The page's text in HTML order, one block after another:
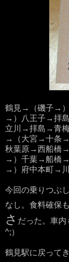
鶴見→（磯子→
→）八王子→拝
立川→拝島→青
→（大宮→十条
秋葉原→西船橋
→）千葉→船橋
→）府中本町→
今回の乗りつぶ
なし。食料確保
さ だった。車
^;）
鶴見駅に戻って